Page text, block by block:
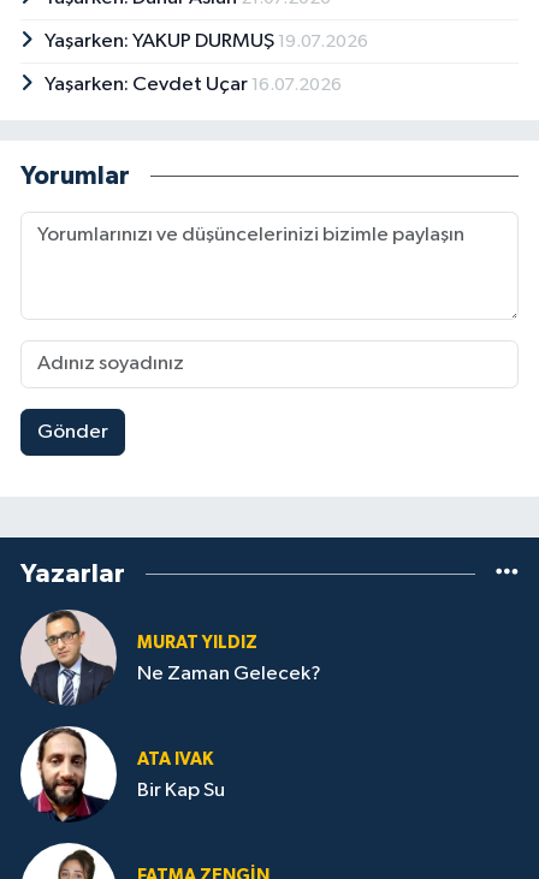
Yaşarken: YAKUP DURMUŞ 19.07.2026
Yaşarken: Cevdet Uçar 16.07.2026
Yorumlar
Gönder
Yazarlar
MURAT YILDIZ
Ne Zaman Gelecek?
ATA IVAK
Bir Kap Su